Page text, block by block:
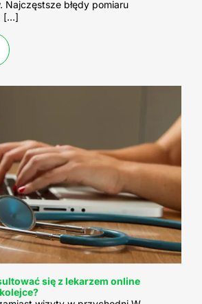
Najczęstsze błędy pomiaru
[…]
się z lekarzem online